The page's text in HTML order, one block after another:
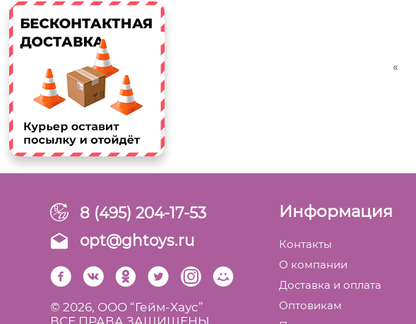
«
8 (495) 204-17-53
opt@ghtoys.ru
© 2026, ООО “Гейм-Xаус”
ВСЕ ПРАВА ЗАЩИЩЕНЫ
Информация
Контакты
О компании
Доставка и оплата
Оптовикам